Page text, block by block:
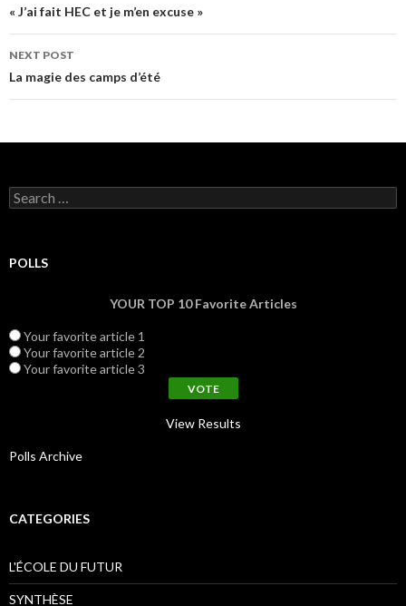
Post navigation
« J’ai fait HEC et je m’en excuse »
NEXT POST
La magie des camps d’été
Search for:
POLLS
YOUR TOP 10 Favorite Articles
Your favorite article 1
Your favorite article 2
Your favorite article 3
View Results
Polls Archive
CATEGORIES
L'ÉCOLE DU FUTUR
SYNTHÈSE